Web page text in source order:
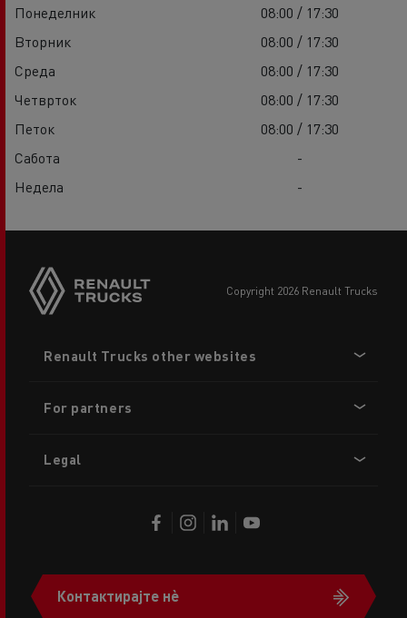
Понеделник
08:00 / 17:30
Вторник
08:00 / 17:30
Среда
08:00 / 17:30
Четврток
08:00 / 17:30
Петок
08:00 / 17:30
Сабота
-
Недела
-
copyright 2026 Renault Trucks
menu
Renault Trucks other websites
For partners
Legal
Контактирајте нè